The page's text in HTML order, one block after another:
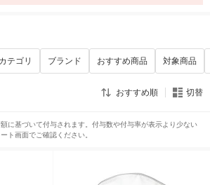
カテゴリ ブランド おすすめ商品 対象商品
おすすめ順 切替
に基づいて付与されます。付与数や付与率が表示より少ない
ト画面でご確認ください。